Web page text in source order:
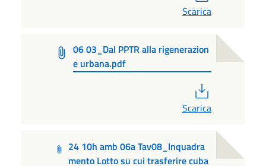
Scarica
06 03_Dal PPTR alla rigenerazion
e urbana.pdf
Scarica
24 10h amb 06a Tav08_Inquadra
mento Lotto su cui trasferire cuba